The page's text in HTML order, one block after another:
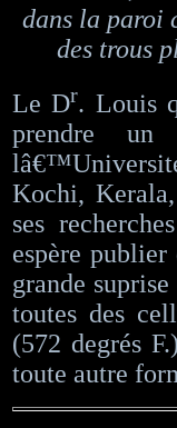
dans la paroi
des trous
Le Dr. Louis
prendre
Kochi,
ses
espère
grande
toutes des
(572 degrés
toute autre